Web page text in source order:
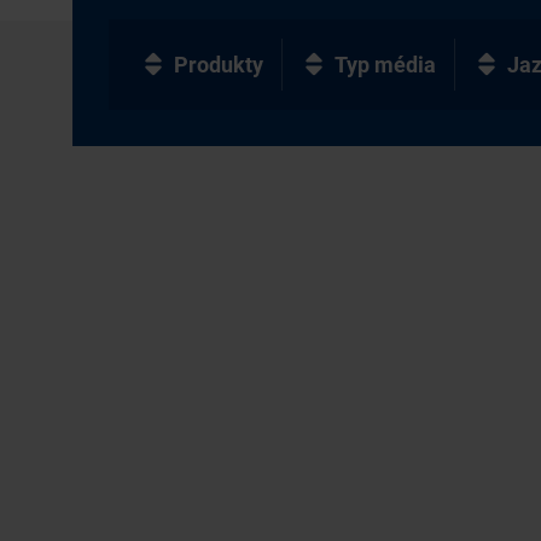
Produkty Typ média